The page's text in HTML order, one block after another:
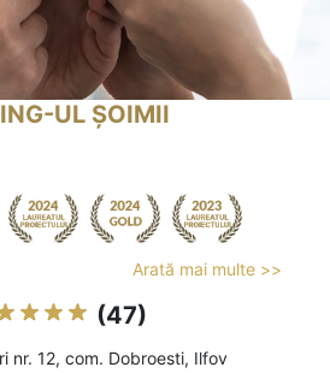
UL ȘOIMII
Arată mai multe >>
(47)
nr. 12, com. Dobroesti, Ilfov